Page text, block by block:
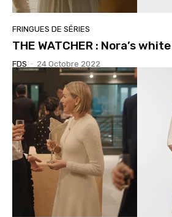
FRINGUES DE SÉRIES
THE WATCHER : Nora’s
FDS - 24 Octobre 2022